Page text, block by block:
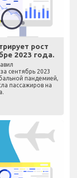
рост
2023 года.
сентябрь 2023
пандемией,
пассажиров на